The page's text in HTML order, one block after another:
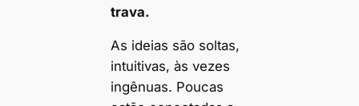
trava.
As ideias são soltas,
intuitivas, às vezes
ingênuas. Poucas